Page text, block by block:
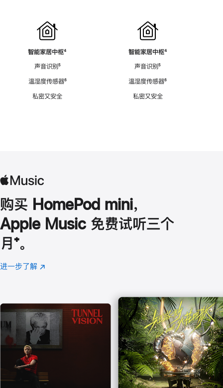
智能家居中枢脚
⁴
声音识别脚
⁵
温湿度传感器脚
⁶
私密又安全
智能家居中枢脚
⁴
声音识别脚
⁵
温湿度传感器脚
⁶
私密又安全
购买 HomePod mini，
Apple Music 免费试听三个
月 脚
注
⁺。
进一步了解 Apple
(在
口
中
打
开)